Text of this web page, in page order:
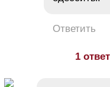
Ответить
1